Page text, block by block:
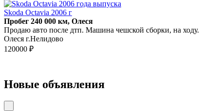
Skoda Octavia 2006 г
Пробег 240 000 км, Олеся
Продаю авто после дтп. Машина чешской сборки, на ходу.
Олеся г.Нелидово
120000 ₽
Новые объявления